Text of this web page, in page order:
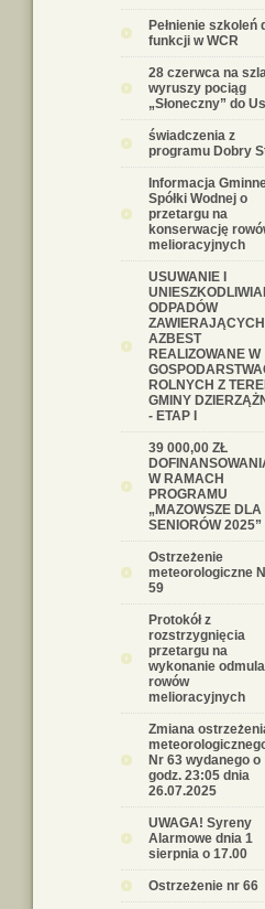
Pełnienie szkoleń
funkcji w WCR
28 czerwca na
wyruszy pociąg
„Słoneczny” do
świadczenia z
programu Dobry
Informacja
Spółki Wodnej o
przetargu na
konserwację
melioracyjnych
USUWANIE I
ODPADÓW
ZAWIERAJĄCYCH
AZBEST
REALIZOWANE W
ROLNYCH Z
GMINY
- ETAP I
39 000,00 ZŁ
W RAMACH
PROGRAMU
„MAZOWSZE DLA
SENIORÓW 2025”
Ostrzeżenie
meteorologiczne
59
Protokół z
rozstrzygnięcia
przetargu na
wykonanie
rowów
melioracyjnych
Zmiana
Nr 63 wydanego o
godz. 23:05 dnia
26.07.2025
UWAGA! Syreny
Alarmowe dnia 1
sierpnia o 17.00
Ostrzeżenie nr 66